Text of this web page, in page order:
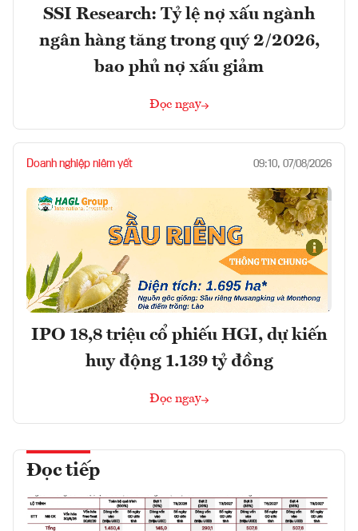
SSI Research: Tỷ lệ nợ xấu ngành
ngân hàng tăng trong quý 2/2026,
bao phủ nợ xấu giảm
Đọc ngay
Doanh nghiệp niêm yết 09:10, 07/08/2026
IPO 18,8 triệu cổ phiếu HGI, dự kiến
huy động 1.139 tỷ đồng
Đọc ngay
Đọc tiếp